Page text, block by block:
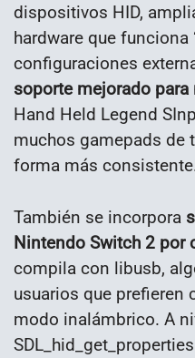
dispositivos HID,
hardware que funciona
configuraciones
soporte mejorado
Hand Held Legend
muchos gamepads de
forma más
También se incorpora
Nintendo Switch 2 por
compila con libusb,
usuarios que prefieren
modo inalámbrico. A